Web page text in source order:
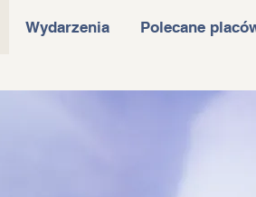
Wydarzenia Polecane